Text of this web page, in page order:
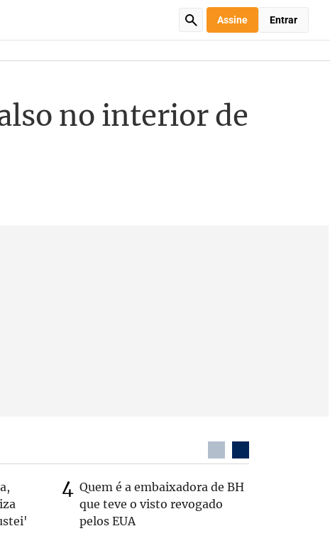
Assine Entrar
no interior de
Quem é a embaixadora de BH
que teve o visto revogado
pelos EUA